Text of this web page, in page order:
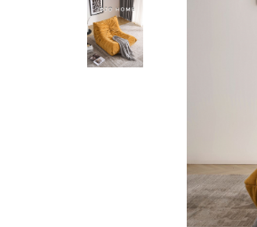
Cearceaf cu elastic
Cearceaf normal
Lenjerii De Pat Creponate
Lenjerii De Pat Bumbac Satinat 2